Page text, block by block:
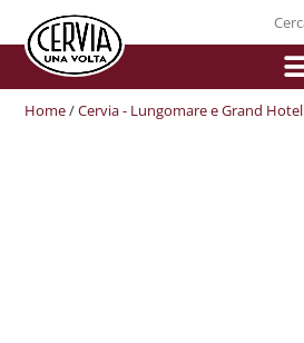
Home/Cervia - Lungomare e Grand Hotel